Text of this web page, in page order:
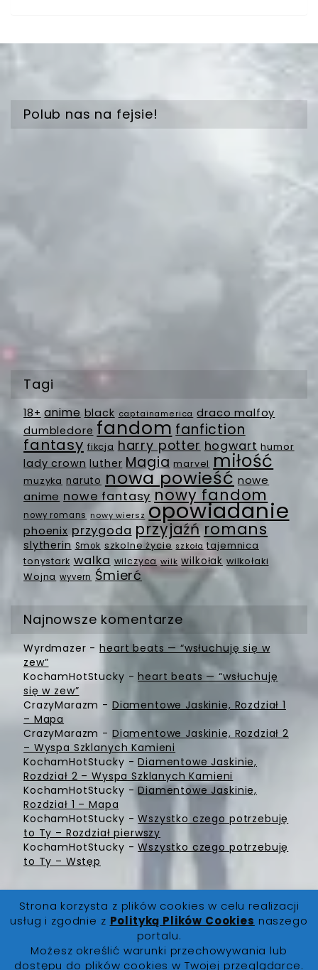
Polub nas na fejsie!
Tagi
18+ anime black captainamerica draco malfoy
dumbledore fandom fanfiction
fantasy fikcja harry potter hogwart humor
lady crown luther Magia marvel miłość
muzyka naruto nowa powieść nowe
anime nowe fantasy nowy fandom
nowy romans nowy wiersz opowiadanie
phoenix przygoda przyjaźń romans
slytherin Smok szkolne życie szkoła tajemnica
tonystark walka wilczyca wilk wilkołak wilkołaki
Wojna wyvern Śmierć
Najnowsze komentarze
Wyrdmazer -heart beats — “wsłuchuję się w
zew”
KochamHotStucky -heart beats — “wsłuchuję
się w zew”
CrazyMarazm - Diamentowe Jaskinie, Rozdział 1
– Mapa
CrazyMarazm - Diamentowe Jaskinie, Rozdział 2
– Wyspa Szklanych Kamieni
KochamHotStucky -Diamentowe Jaskinie,
Rozdział 2 – Wyspa Szklanych Kamieni
KochamHotStucky -Diamentowe Jaskinie,
Rozdział 1 – Mapa
KochamHotStucky -Wszystko czego potrzebuję
to Ty – Rozdział pierwszy
KochamHotStucky -Wszystko czego potrzebuję
to Ty – Wstęp
FanLore.pl© 2019. Wszystkie prawa zastrzeżone |
Strona korzysta z plików cookies w celu realizacji
usług i zgodnie z Polityką Plików Cookies naszego
portalu.
Możesz określić warunki przechowywania lub
dostępu do plików cookies w Twojej przeglądarce.